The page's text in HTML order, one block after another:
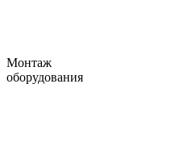
Монтаж
оборудования